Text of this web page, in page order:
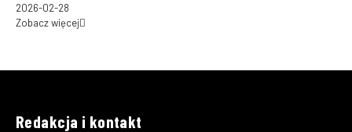
2026-02-28
Zobacz więcej
Redakcja i kontakt